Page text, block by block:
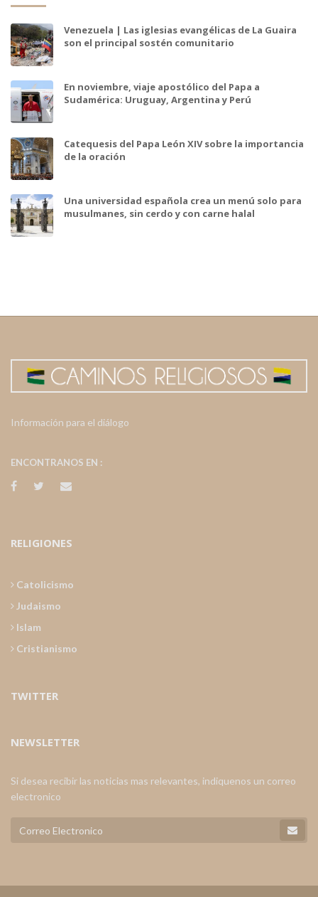
Venezuela | Las iglesias evangélicas de La Guaira
son el principal sostén comunitario
En noviembre, viaje apostólico del Papa a
Sudamérica: Uruguay, Argentina y Perú
Catequesis del Papa León XIV sobre la importancia
de la oración
Una universidad española crea un menú solo para
musulmanes, sin cerdo y con carne halal
Información para el diálogo
ENCONTRANOS EN :
RELIGIONES
Catolicismo
Judaismo
Islam
Cristianismo
TWITTER
NEWSLETTER
Si desea recibir las noticias mas relevantes, indiquenos un correo
electronico